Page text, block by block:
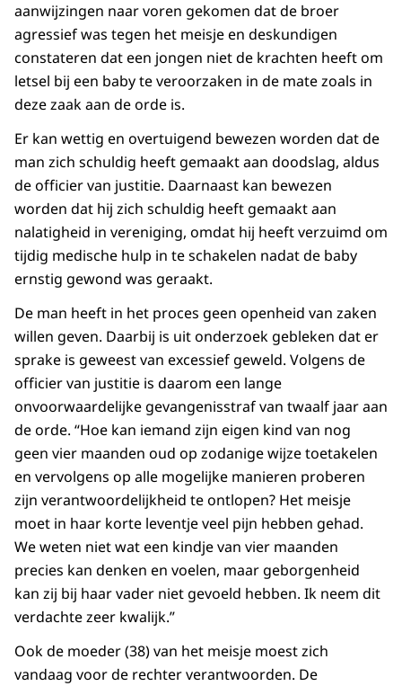
aanwijzingen naar voren gekomen dat de broer
agressief was tegen het meisje en deskundigen
constateren dat een jongen niet de krachten heeft om
letsel bij een baby te veroorzaken in de mate zoals in
deze zaak aan de orde is.
Er kan wettig en overtuigend bewezen worden dat de
man zich schuldig heeft gemaakt aan doodslag, aldus
de officier van justitie. Daarnaast kan bewezen
worden dat hij zich schuldig heeft gemaakt aan
nalatigheid in vereniging, omdat hij heeft verzuimd om
tijdig medische hulp in te schakelen nadat de baby
ernstig gewond was geraakt.
De man heeft in het proces geen openheid van zaken
willen geven. Daarbij is uit onderzoek gebleken dat er
sprake is geweest van excessief geweld. Volgens de
officier van justitie is daarom een lange
onvoorwaardelijke gevangenisstraf van twaalf jaar aan
de orde. “Hoe kan iemand zijn eigen kind van nog
geen vier maanden oud op zodanige wijze toetakelen
en vervolgens op alle mogelijke manieren proberen
zijn verantwoordelijkheid te ontlopen? Het meisje
moet in haar korte leventje veel pijn hebben gehad.
We weten niet wat een kindje van vier maanden
precies kan denken en voelen, maar geborgenheid
kan zij bij haar vader niet gevoeld hebben. Ik neem dit
verdachte zeer kwalijk.”
Ook de moeder (38) van het meisje moest zich
vandaag voor de rechter verantwoorden. De